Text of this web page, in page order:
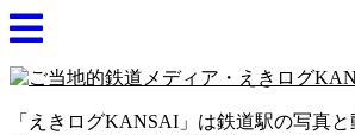
「えきログKANSAI」は鉄道駅の写真